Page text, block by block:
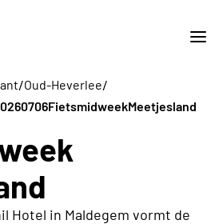
/Oud-Heverlee/
Hotel in Maldegem vormt de